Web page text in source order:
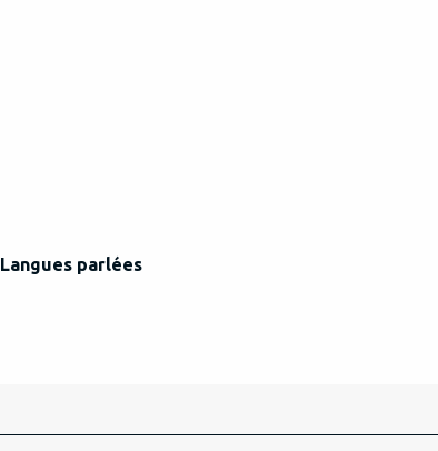
Langues parlées
Langues parlées